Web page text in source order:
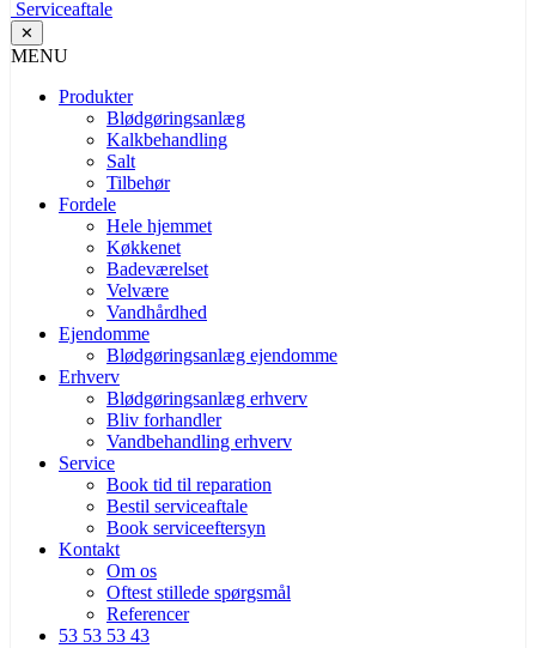
Serviceaftale
✕
MENU
Produkter
Blødgøringsanlæg
Kalkbehandling
Salt
Tilbehør
Fordele
Hele hjemmet
Køkkenet
Badeværelset
Velvære
Vandhårdhed
Ejendomme
Blødgøringsanlæg ejendomme
Erhverv
Blødgøringsanlæg erhverv
Bliv forhandler
Vandbehandling erhverv
Service
Book tid til reparation
Bestil serviceaftale
Book serviceeftersyn
Kontakt
Om os
Oftest stillede spørgsmål
Referencer
53 53 53 43